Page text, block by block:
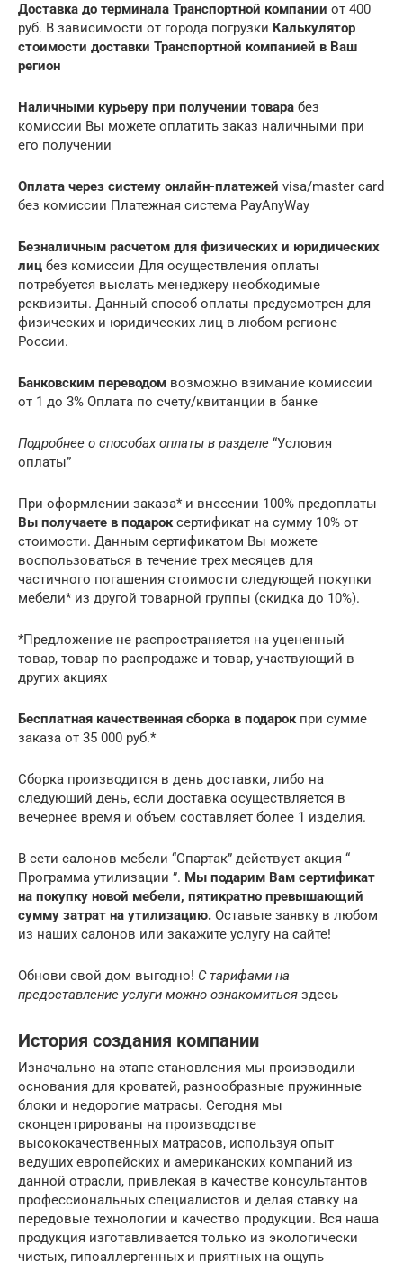
Доставка до терминала Транспортной компании от 400
руб. В зависимости от города погрузки Калькулятор
стоимости доставки Транспортной компанией в Ваш
регион
Наличными курьеру при получении товара без
комиссии Вы можете оплатить заказ наличными при
его получении
Оплата через систему онлайн-платежей visa/master card
без комиссии Платежная система PayAnyWay
Безналичным расчетом для физических и юридических
лиц без комиссии Для осуществления оплаты
потребуется выслать менеджеру необходимые
реквизиты. Данный способ оплаты предусмотрен для
физических и юридических лиц в любом регионе
России.
Банковским переводом возможно взимание комиссии
от 1 до 3% Оплата по счету/квитанции в банке
Подробнее о способах оплаты в разделе “Условия
оплаты”
При оформлении заказа* и внесении 100% предоплаты
Вы получаете в подароксертификат на сумму 10% от
стоимости. Данным сертификатом Вы можете
воспользоваться в течение трех месяцев для
частичного погашения стоимости следующей покупки
мебели* из другой товарной группы (скидка до 10%).
*Предложение не распространяется на уцененный
товар, товар по распродаже и товар, участвующий в
других акциях
Бесплатная качественная сборка в подарокпри сумме
заказа от 35 000 руб.*
Сборка производится в день доставки, либо на
следующий день, если доставка осуществляется в
вечернее время и объем составляет более 1 изделия.
В сети салонов мебели “Спартак” действует акция “
Программа утилизации ”. Мы подарим Вам сертификат
на покупку новой мебели, пятикратно превышающий
сумму затрат на утилизацию. Оставьте заявку в любом
из наших салонов или закажите услугу на сайте!
Обнови свой дом выгодно! С тарифами на
предоставление услуги можно ознакомиться здесь
История создания компании
Изначально на этапе становления мы производили
основания для кроватей, разнообразные пружинные
блоки и недорогие матрасы. Сегодня мы
сконцентрированы на производстве
высококачественных матрасов, используя опыт
ведущих европейских и американских компаний из
данной отрасли, привлекая в качестве консультантов
профессиональных специалистов и делая ставку на
передовые технологии и качество продукции. Вся наша
продукция изготавливается только из экологически
чистых, гипоаллергенных и приятных на ощупь